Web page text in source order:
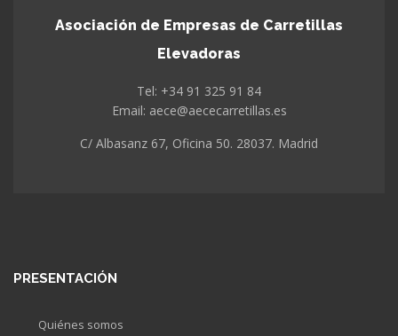
Asociación de Empresas de Carretillas
Elevadoras
Tel: +34 91 325 91 84
Email: aece@aececarretillas.es
C/ Albasanz 67, Oficina 50. 28037. Madrid
PRESENTACIÓN
Quiénes somos